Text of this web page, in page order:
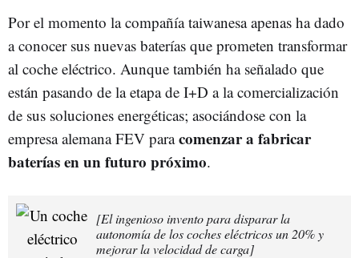
Por el momento la compañía taiwanesa apenas ha dado
a conocer sus nuevas baterías que prometen transformar
al coche eléctrico. Aunque también ha señalado que
están pasando de la etapa de I+D a la comercialización
de sus soluciones energéticas; asociándose con la
empresa alemana FEV paracomenzar a fabricar
baterías en un futuro próximo.
[El ingenioso invento para disparar la
autonomía de los coches eléctricos un 20% y
mejorar la velocidad de carga]